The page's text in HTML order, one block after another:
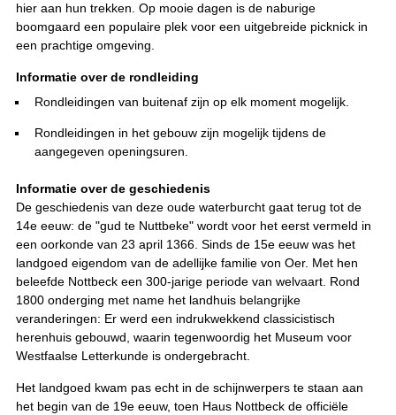
hier aan hun trekken. Op mooie dagen is de naburige
boomgaard een populaire plek voor een uitgebreide picknick in
een prachtige omgeving.
Informatie over de rondleiding
Rondleidingen van buitenaf zijn op elk moment mogelijk.
Rondleidingen in het gebouw zijn mogelijk tijdens de
aangegeven openingsuren.
Informatie over de geschiedenis
De geschiedenis van deze oude waterburcht gaat terug tot de
14e eeuw: de "gud te Nuttbeke" wordt voor het eerst vermeld in
een oorkonde van 23 april 1366. Sinds de 15e eeuw was het
landgoed eigendom van de adellijke familie von Oer. Met hen
beleefde Nottbeck een 300-jarige periode van welvaart. Rond
1800 onderging met name het landhuis belangrijke
veranderingen: Er werd een indrukwekkend classicistisch
herenhuis gebouwd, waarin tegenwoordig het Museum voor
Westfaalse Letterkunde is ondergebracht.
Het landgoed kwam pas echt in de schijnwerpers te staan aan
het begin van de 19e eeuw, toen Haus Nottbeck de officiële